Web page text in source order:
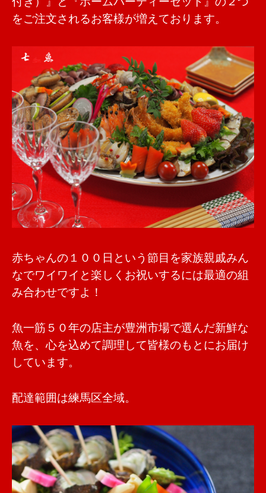
をご注文されるお客様が増えております。
赤ちゃんの１００日という節目を家族親戚みん
なでワイワイと楽しくお祝いするには最適の組
み合わせですよ！
魚一筋５０年の店主が豊洲市場で選んだ新鮮な
魚を、心を込めて調理して皆様のもとにお届け
しています。
配達範囲は練馬区全域。